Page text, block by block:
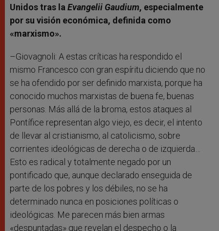
Unidos tras laEvangelii Gaudium, especialmente
por su visión económica, definida como
«marxismo».
–Giovagnoli: A estas críticas ha respondido el
mismo Francesco con gran espíritu diciendo que no
se ha ofendido por ser definido marxista, porque ha
conocido muchos marxistas de buena fe, buenas
personas. Más allá de la broma, estos ataques al
Pontífice representan algo viejo, es decir, el intento
de llevar al cristianismo, al catolicismo, sobre
corrientes ideológicas de derecha o de izquierda…
Esto es radical y totalmente negado por un
pontificado que, aunque declarado enseguida de
parte de los pobres y los débiles, no se ha
determinado nunca en posiciones políticas o
ideológicas. Me parecen más bien armas
«despuntadas» que revelan el despecho o la